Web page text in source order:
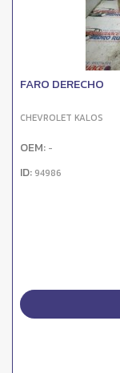
FARO DERECHO
CHEVROLET KALOS
OEM: -
ID: 94986